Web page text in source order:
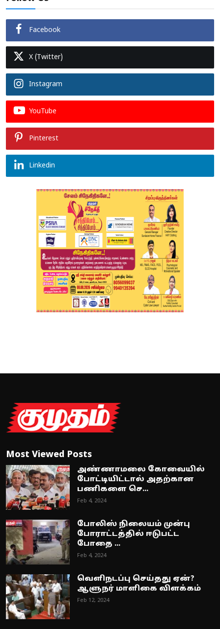
Facebook
X (Twitter)
Instagram
YouTube
Pinterest
Linkedin
Most Viewed Posts
அண்ணாமலை கோவையில்
போட்டியிட்டால் அதற்கான
பணிகளை செ...
Feb 4, 2024
போலிஸ் நிலையம் முன்பு
போராட்டத்தில் ஈடுபட்ட
போதை ...
Feb 4, 2024
வெளிநடப்பு செய்தது ஏன்?
ஆளுநர் மாளிகை விளக்கம்
Feb 12, 2024